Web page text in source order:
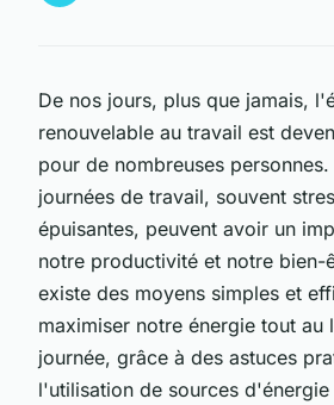
De nos jours, plus que jamais,
renouvelable au travail est
pour de nombreuses
journées de travail, souvent
épuisantes, peuvent avoir un
notre productivité et notre bien-
existe des moyens simples et
maximiser notre énergie tout au
journée, grâce à des astuces
l'utilisation de sources